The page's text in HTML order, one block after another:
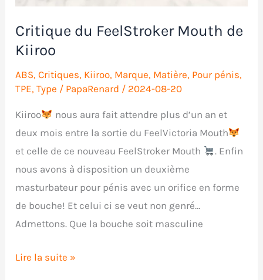
Critique du FeelStroker Mouth de
Kiiroo
ABS,Critiques, Kiiroo, Marque, Matière, Pour pénis,
TPE,Type / PapaRenard / 2024-08-20
Kiiroo
nous aura fait attendre plus d’un an et
deux mois entre la sortie du FeelVictoria Mouth
et celle de ce nouveau FeelStroker Mouth
. Enfin
nous avons à disposition un deuxième
masturbateur pour pénis avec un orifice en forme
de bouche! Et celui ci se veut non genré…
Admettons. Que la bouche soit masculine
Critique
Lire la suite »